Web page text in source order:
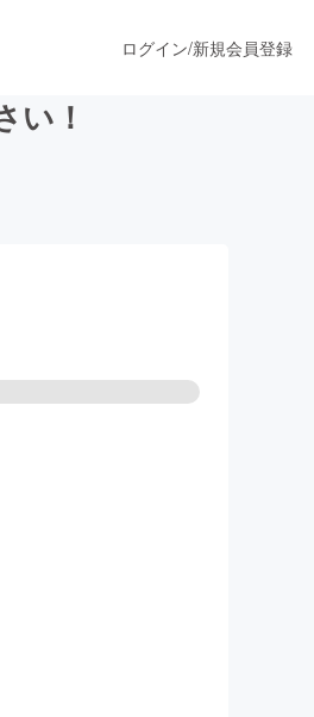
ログイン/新規会員登録
い！